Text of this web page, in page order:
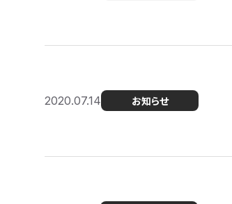
2020.07.14 お知らせ